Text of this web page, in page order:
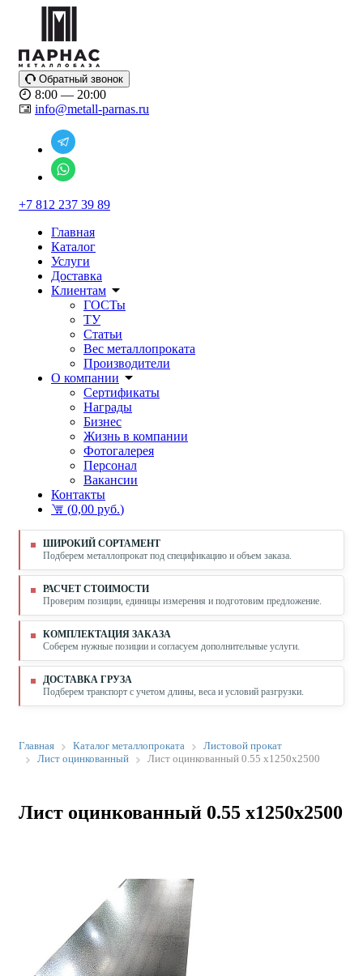
Обратный звонок
8:00 — 20:00
info@metall-parnas.ru
+7 812 237 39 89
Главная
Каталог
Услуги
Доставка
Клиентам
ГОСТы
ТУ
Статьи
Вес металлопроката
Производители
О компании
Сертификаты
Награды
Бизнес
Жизнь в компании
Фотогалерея
Персонал
Вакансии
Контакты
(0,00 руб.)
ШИРОКИЙ СОРТАМЕНТ
Подберем металлопрокат под спецификацию и объем заказа.
РАСЧЕТ СТОИМОСТИ
Проверим позиции, единицы измерения и подготовим предложение.
КОМПЛЕКТАЦИЯ ЗАКАЗА
Соберем нужные позиции и согласуем дополнительные услуги.
ДОСТАВКА ГРУЗА
Подберем транспорт с учетом длины, веса и условий разгрузки.
Главная Каталог металлопроката
Листовой прокат
Лист оцинкованный
Лист оцинкованный 0.55 х1250х2500
Лист оцинкованный 0.55 х1250х2500